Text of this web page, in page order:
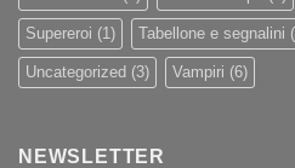
Supereroi (1) Tabellone e segnalini
Uncategorized (3) Vampiri (6)
NEWSLETTER